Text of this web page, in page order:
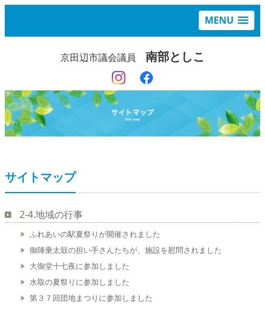
MENU
京田辺市議会議員 南部としこ
サイトマップ
2-4.地域の行事
ふれあいの駅夏祭りが開催されました
御陣乗太鼓の担い手さんたちが、施設を慰問されました
大御堂十七夜に参加しました
水取の夏祭りに参加しました
第３７回団地まつりに参加しました